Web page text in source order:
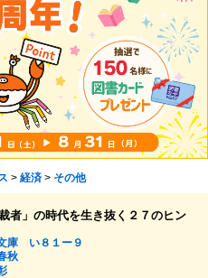
> 経済> その他
裁者」の時代を生き抜く２７のヒン
庫 い８１ー９
秋